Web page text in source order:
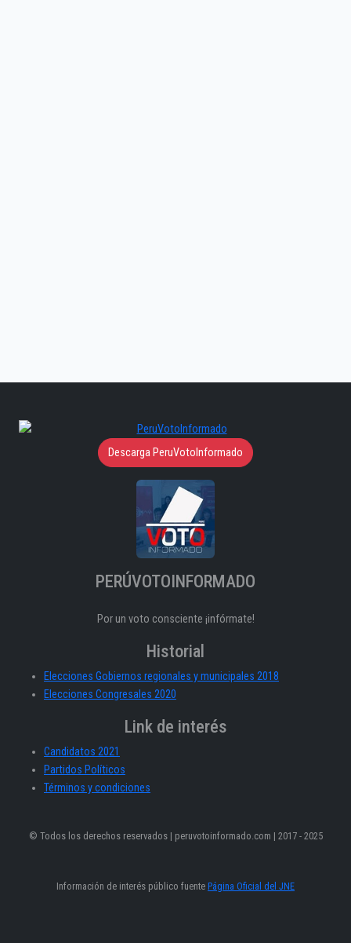
Descarga PeruVotoInformado
PERÚVOTOINFORMADO
Por un voto consciente ¡infórmate!
Historial
Elecciones Gobiernos regionales y municipales 2018
Elecciones Congresales 2020
Link de interés
Candidatos 2021
Partidos Políticos
Términos y condiciones
© Todos los derechos reservados | peruvotoinformado.com | 2017 - 2025
Información de interés público fuente Página Oficial del JNE